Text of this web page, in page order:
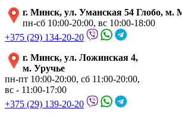
г. Минск, ул. Уманская 54 Глобо, м.
пн-сб 10:00-20:00, вс 10:00-18:00
+375 (29) 134-20-20
г. Минск, ул. Ложинская 4,
м. Уручье
пн-пт 10:00-20:00, сб 11:00-20:00,
вс - 11:00-17:00
+375 (29) 139-20-20